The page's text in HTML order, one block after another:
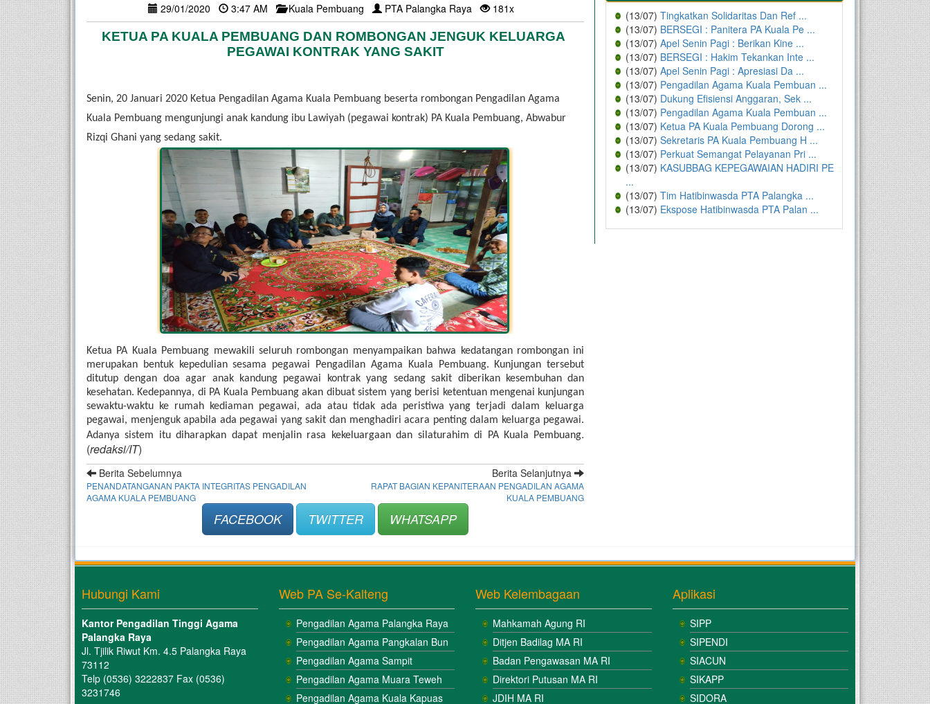
29/01/2020 3:47 AM Kuala Pembuang PTA Palangka Raya 181x
KETUA PA KUALA PEMBUANG DAN ROMBONGAN JENGUK KELUARGA
PEGAWAI KONTRAK YANG SAKIT
Senin, 20 Januari 2020 Ketua Pengadilan Agama Kuala Pembuang beserta rombongan Pengadilan Agama
Kuala Pembuang mengunjungi anak kandung ibu Lawiyah (pegawai kontrak) PA Kuala Pembuang, Abwabur
Rizqi Ghani yang sedang sakit.
Ketua PA Kuala Pembuang mewakili seluruh rombongan menyampaikan bahwa kedatangan rombongan ini
merupakan bentuk kepedulian sesama pegawai Pengadilan Agama Kuala Pembuang. Kunjungan tersebut
ditutup dengan doa agar anak kandung pegawai kontrak yang sedang sakit diberikan kesembuhan dan
kesehatan. Kedepannya, di PA Kuala Pembuang akan dibuat sistem yang berisi ketentuan mengenai kunjungan
sewaktu-waktu ke rumah kediaman pegawai, ada atau tidak ada peristiwa yang terjadi dalam keluarga
pegawai, menjenguk apabila ada pegawai yang sakit dan menghadiri acara penting dalam keluarga pegawai.
Adanya sistem itu diharapkan dapat menjalin rasa kekeluargaan dan silaturahim di PA Kuala Pembuang.
(redaksi/IT)
Berita Sebelumnya
PENANDATANGANAN PAKTA INTEGRITAS PENGADILAN
AGAMA KUALA PEMBUANG
Berita Selanjutnya
RAPAT BAGIAN KEPANITERAAN PENGADILAN AGAMA
KUALA PEMBUANG
FACEBOOK TWITTER WHATSAPP
(13/07) Tingkatkan Solidaritas Dan Ref ...
(13/07) BERSEGI : Panitera PA Kuala Pe ...
(13/07) Apel Senin Pagi : Berikan Kine ...
(13/07) BERSEGI : Hakim Tekankan Inte ...
(13/07) Apel Senin Pagi : Apresiasi Da ...
(13/07) Pengadilan Agama Kuala Pembuan ...
(13/07) Dukung Efisiensi Anggaran, Sek ...
(13/07) Pengadilan Agama Kuala Pembuan ...
(13/07) Ketua PA Kuala Pembuang Dorong ...
(13/07) Sekretaris PA Kuala Pembuang H ...
(13/07) Perkuat Semangat Pelayanan Pri ...
(13/07) KASUBBAG KEPEGAWAIAN HADIRI PE
...
(13/07) Tim Hatibinwasda PTA Palangka ...
(13/07) Ekspose Hatibinwasda PTA Palan ...
Hubungi Kami
Kantor Pengadilan Tinggi Agama
Palangka Raya
Jl. Tjilik Riwut Km. 4.5 Palangka Raya
73112
Telp (0536) 3222837 Fax (0536)
3231746
Web PA Se-Kalteng
Pengadilan Agama Palangka Raya
Pengadilan Agama Pangkalan Bun
Pengadilan Agama Sampit
Pengadilan Agama Muara Teweh
Pengadilan Agama Kuala Kapuas
Web Kelembagaan
Mahkamah Agung RI
Ditjen Badilag MA RI
Badan Pengawasan MA RI
Direktori Putusan MA RI
JDIH MA RI
Aplikasi
SIPP
SIPENDI
SIACUN
SIKAPP
SIDORA